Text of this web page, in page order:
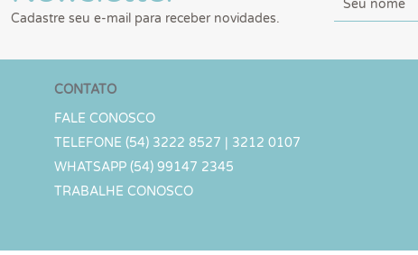
Cadastre seu e-mail para receber novidades.
CONTATO
FALE CONOSCO
TELEFONE (54) 3222 8527 | 3212 0107
WHATSAPP (54) 99147 2345
TRABALHE CONOSCO